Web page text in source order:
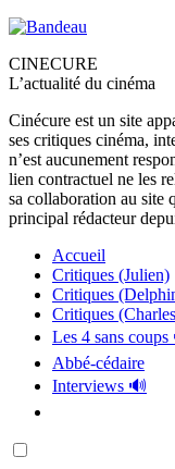
CINECURE
L’actualité du cinéma
Cinécure est un site
ses critiques cinéma,
n’est aucunement
lien contractuel ne les
sa collaboration au site
principal rédacteur
Accueil
Critiques (Julien)
Critiques
Critiques
Les 4 sans coups
Abbé-cédaire
Interviews 🔊